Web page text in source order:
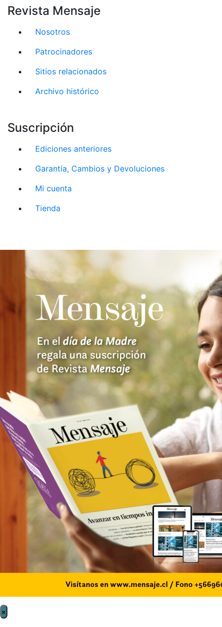
Revista Mensaje
Nosotros
Patrocinadores
Sitios relacionados
Archivo histórico
Suscripción
Ediciones anteriores
Garantía, Cambios y Devoluciones
Mi cuenta
Tienda
×